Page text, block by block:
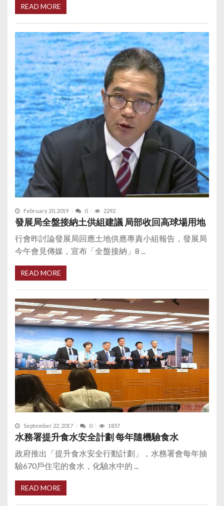
READ MORE
February 20, 2019 0 2292
發展局全盤接納土供組建議 局部收回高球場用地
行會昨討論發展局回應土地供應專責小組報告，發展局
今午會見傳媒，宣布「全盤接納」8 ...
READ MORE
September 22, 2017 0 1837
水務署提升食水安全計劃 每年隨機驗食水
政府推出「提升食水安全行動計劃」，水務署會每年抽
驗670戶住宅的食水，化驗水中的 ...
READ MORE